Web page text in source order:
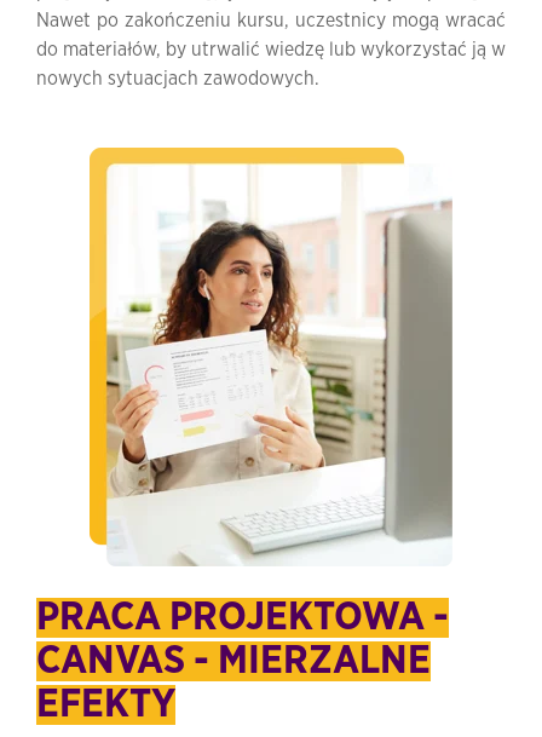
Nawet po zakończeniu kursu, uczestnicy mogą wracać
do materiałów, by utrwalić wiedzę lub wykorzystać ją w
nowych sytuacjach zawodowych.
PRACA PROJEKTOWA -
CANVAS - MIERZALNE
EFEKTY